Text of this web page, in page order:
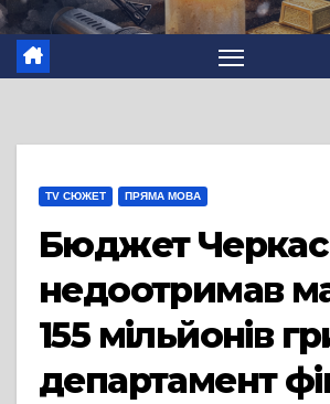
TV СЮЖЕТ ПРЯМА МОВА
Бюджет Черкас
недоотримав
155 мільйонів
департамент